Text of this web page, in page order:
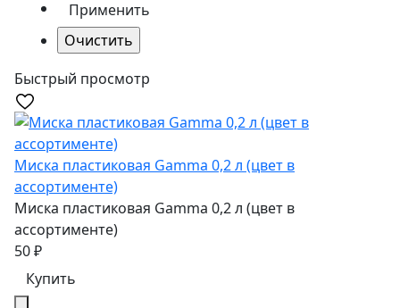
Быстрый просмотр
Миска пластиковая Gamma 0,2 л (цвет в
ассортименте)
Миска пластиковая Gamma 0,2 л (цвет в
ассортименте)
50₽
Купить